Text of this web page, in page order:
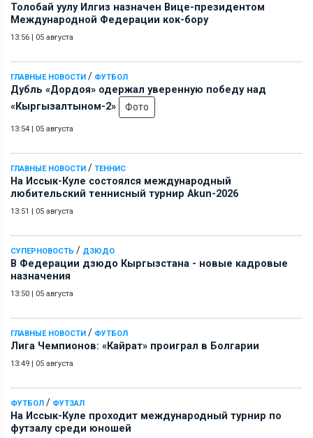
Толобай уулу Илгиз назначен Вице-президентом
Международной Федерации кок-бору
13:56 | 05 августа
ГЛАВНЫЕ НОВОСТИ / ФУТБОЛ
Дубль «Дордоя» одержал уверенную победу над
«Кыргызалтыном-2»
Фото
13:54 | 05 августа
ГЛАВНЫЕ НОВОСТИ / ТЕННИС
На Иссык-Куле состоялся международный
любительский теннисный турнир Akun-2026
13:51 | 05 августа
СУПЕРНОВОСТЬ / ДЗЮДО
В Федерации дзюдо Кыргызстана - новые кадровые
назначения
13:50 | 05 августа
ГЛАВНЫЕ НОВОСТИ / ФУТБОЛ
Лига Чемпионов: «Кайрат» проиграл в Болгарии
13:49 | 05 августа
ФУТБОЛ / ФУТЗАЛ
На Иссык-Куле проходит международный турнир по
футзалу среди юношей